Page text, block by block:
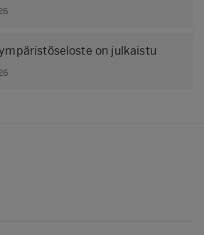
on julkaistu